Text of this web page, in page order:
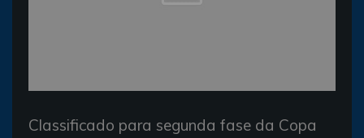
Classificado para segunda fase da Copa